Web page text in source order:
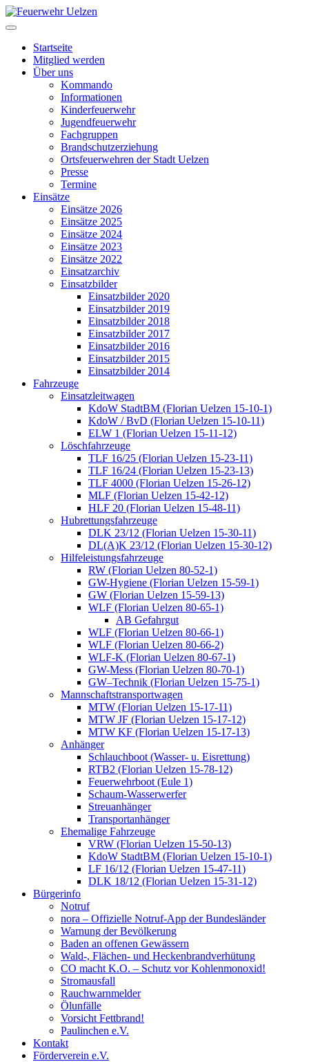
Startseite
Mitglied werden
Über uns
Kommando
Informationen
Kinderfeuerwehr
Jugendfeuerwehr
Fachgruppen
Brandschutzerziehung
Ortsfeuerwehren der Stadt Uelzen
Presse
Termine
Einsätze
Einsätze 2026
Einsätze 2025
Einsätze 2024
Einsätze 2023
Einsätze 2022
Einsatzarchiv
Einsatzbilder
Einsatzbilder 2020
Einsatzbilder 2019
Einsatzbilder 2018
Einsatzbilder 2017
Einsatzbilder 2016
Einsatzbilder 2015
Einsatzbilder 2014
Fahrzeuge
Einsatzleitwagen
KdoW StadtBM (Florian Uelzen 15-10-1)
KdoW / BvD (Florian Uelzen 15-10-11)
ELW 1 (Florian Uelzen 15-11-12)
Löschfahrzeuge
TLF 16/25 (Florian Uelzen 15-23-11)
TLF 16/24 (Florian Uelzen 15-23-13)
TLF 4000 (Florian Uelzen 15-26-12)
MLF (Florian Uelzen 15-42-12)
HLF 20 (Florian Uelzen 15-48-11)
Hubrettungsfahrzeuge
DLK 23/12 (Florian Uelzen 15-30-11)
DL(A)K 23/12 (Florian Uelzen 15-30-12)
Hilfeleistungsfahrzeuge
RW (Florian Uelzen 80-52-1)
GW-Hygiene (Florian Uelzen 15-59-1)
GW (Florian Uelzen 15-59-13)
WLF (Florian Uelzen 80-65-1)
AB Gefahrgut
WLF (Florian Uelzen 80-66-1)
WLF (Florian Uelzen 80-66-2)
WLF-K (Florian Uelzen 80-67-1)
GW-Mess (Florian Uelzen 80-70-1)
GW–Technik (Florian Uelzen 15-75-1)
Mannschaftstransportwagen
MTW (Florian Uelzen 15-17-11)
MTW JF (Florian Uelzen 15-17-12)
MTW KF (Florian Uelzen 15-17-13)
Anhänger
Schlauchboot (Wasser- u. Eisrettung)
RTB2 (Florian Uelzen 15-78-12)
Feuerwehrboot (Eule 1)
Schaum-Wasserwerfer
Streuanhänger
Transportanhänger
Ehemalige Fahrzeuge
VRW (Florian Uelzen 15-50-13)
KdoW StadtBM (Florian Uelzen 15-10-1)
LF 16/12 (Florian Uelzen 15-47-11)
DLK 18/12 (Florian Uelzen 15-31-12)
Bürgerinfo
Notruf
nora – Offizielle Notruf-App der Bundesländer
Warnung der Bevölkerung
Baden an offenen Gewässern
Wald-, Flächen- und Heckenbrandverhütung
CO macht K.O. – Schutz vor Kohlenmonoxid!
Stromausfall
Rauchwarnmelder
Ölunfälle
Vorsicht Fettbrand!
Paulinchen e.V.
Kontakt
Förderverein e.V.